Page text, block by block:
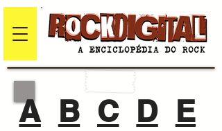
A B C D E